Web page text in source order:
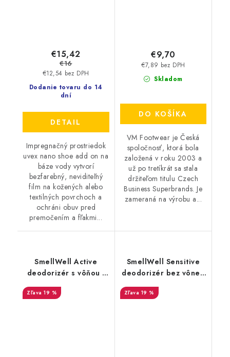
Dodanie tovaru do 14
dní
€12,54 bez DPH
€15,42
€16
DETAIL
Impregnačný prostriedok
uvex nano shoe add on na
báze vody vytvorí
bezfarebný, neviditeľný
film na kožených alebo
textilných povrchoch a
ochráni obuv pred
premočením a fľakmi...
Skladom
€7,89 bez DPH
€9,70
DO KOŠÍKA
VM Footwear je Česká
spoločnosť, ktorá bola
založená v roku 2003 a
už po tretíkrát sa stala
držiteľom titulu Czech
Business Superbrands. Je
zameraná na výrobu a...
SmellWell Active
deodorizér s vôňou -
Leopard Blue
19 %
SmellWell Sensitive
deodorizér bez vône -
Green
19 %